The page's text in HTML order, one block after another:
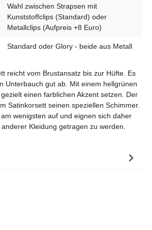
Wahl zwischen Strapsen mit
Kunststoffclips (Standard) oder
Metallclips (Aufpreis +8 Euro)
Standard oder Glory - beide aus Metall
reicht vom Brustansatz bis zur Hüfte. Es
Unterbauch gut ab. Mit einem hellgrünen
einen farblichen Akzent setzen. Der
Satinkorsett seinen speziellen Schimmer.
wenigsten auf und eignen sich daher
Kleidung getragen zu werden.